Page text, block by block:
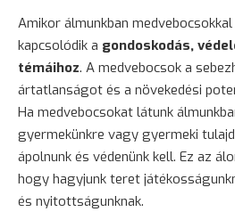
Amikor álmunkban
kapcsolódik a gondoskodás,
témáihoz. A medvebocsok a
ártatlanságot és a növekedési
Ha medvebocsokat látunk
gyermekünkre vagy gyermeki
ápolnunk és védenünk kell. Ez az
hogy hagyjunk teret
és nyitottságunknak.